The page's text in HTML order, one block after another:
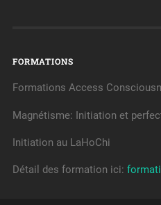
FORMATIONS
Formations Access
Magnétisme: Initiation et
Initiation au LaHoChi
Détail des formation ici: